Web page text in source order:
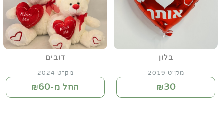
בלון
מק"ט 2019
₪30
דובים
מק"ט 2024
החל מ-₪60